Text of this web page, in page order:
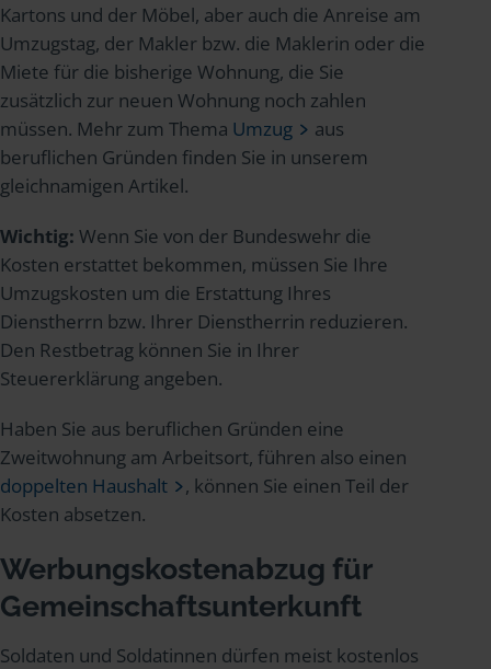
Kartons und der Möbel, aber auch die Anreise am
Umzugstag, der Makler bzw. die Maklerin oder die
Miete für die bisherige Wohnung, die Sie
zusätzlich zur neuen Wohnung noch zahlen
müssen. Mehr zum Thema Umzug
aus
beruflichen Gründen finden Sie in unserem
gleichnamigen Artikel.
Wichtig: Wenn Sie von der Bundeswehr die
Kosten erstattet bekommen, müssen Sie Ihre
Umzugskosten um die Erstattung Ihres
Dienstherrn bzw. Ihrer Dienstherrin reduzieren.
Den Restbetrag können Sie in Ihrer
Steuererklärung angeben.
Haben Sie aus beruflichen Gründen eine
Zweitwohnung am Arbeitsort, führen also einen
doppelten Haushalt
, können Sie einen Teil der
Kosten absetzen.
Werbungskostenabzug für
Gemeinschaftsunterkunft
Soldaten und Soldatinnen dürfen meist kostenlos